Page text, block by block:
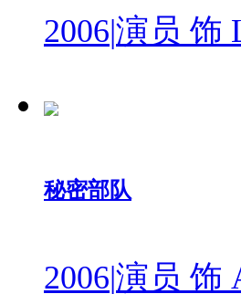
2006|演员 饰
秘密部队
2006|演员 饰